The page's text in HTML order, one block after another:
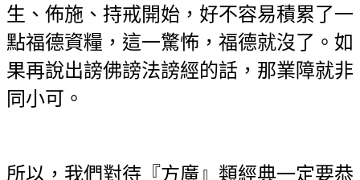
生、佈施、持戒開始，好不容易積累了一
點福德資糧，這一驚怖，福德就沒了。如
果再說出謗佛謗法謗經的話，那業障就非
同小可。
所以，我們對待『方廣』類經典一定要恭